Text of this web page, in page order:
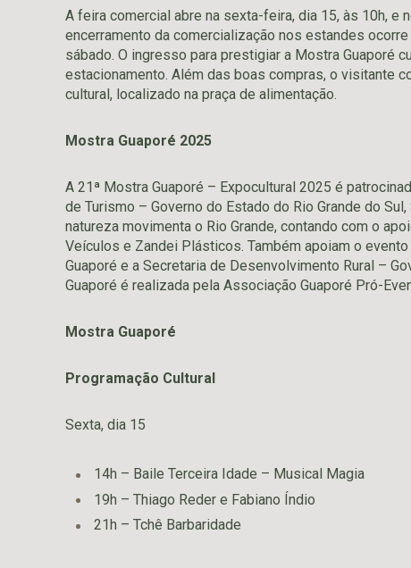
A feira comercial abre na sexta-feira, dia 15, às 10h, e
encerramento da comercialização nos estandes
sábado. O ingresso para prestigiar a Mostra Guaporé
estacionamento. Além das boas compras, o visitante
cultural, localizado na praça de alimentação.
Mostra Guaporé 2025
A 21ª Mostra Guaporé – Expocultural 2025 é
de Turismo – Governo do Estado do Rio Grande do
natureza movimenta o Rio Grande, contando com o
Veículos e Zandei Plásticos. Também apoiam o
Guaporé e a Secretaria de Desenvolvimento Rural –
Guaporé é realizada pela Associação Guaporé Pró-
Mostra Guaporé
Programação Cultural
Sexta, dia 15
14h – Baile Terceira Idade – Musical Magia
19h – Thiago Reder e Fabiano Índio
21h – Tchê Barbaridade